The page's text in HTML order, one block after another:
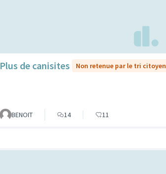
Plus de canisites Non retenue par le tri citoyen
BENOIT 14 11